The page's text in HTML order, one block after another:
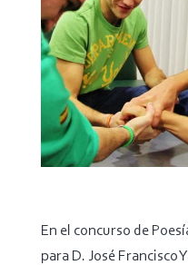
En el concurso de
para D. José Francisco